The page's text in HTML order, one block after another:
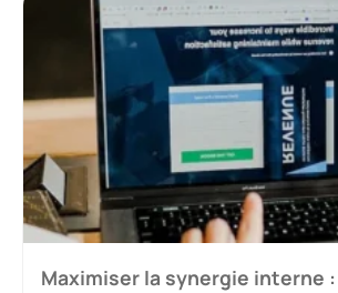
Maximiser la synergie interne